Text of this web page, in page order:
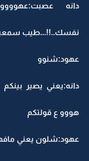
دانه
نفسك..!!...طيب
عهود:شنوو
دانه:يعني يصير
هووو ع قولتكم
عهود:شلون يعني